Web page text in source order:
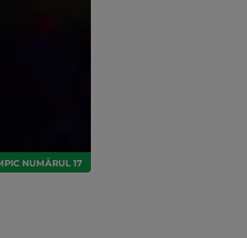
NUMĂRUL 17